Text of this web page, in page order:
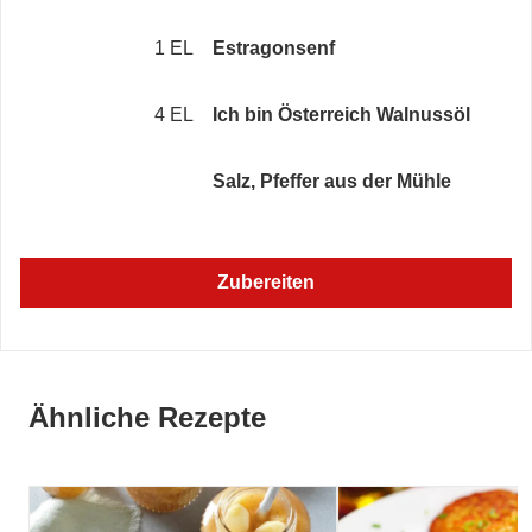
1 EL Estragonsenf
4 EL Ich bin Österreich Walnussöl
Salz, Pfeffer aus der Mühle
Zubereiten
Ähnliche Rezepte